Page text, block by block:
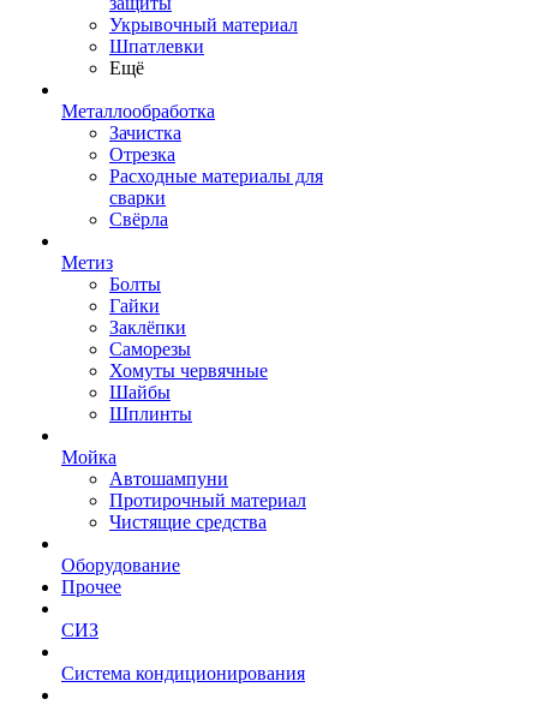
Укрывочный материал
Шпатлевки
Ещё
Металлообработка
Зачистка
Отрезка
Расходные материалы для
сварки
Свёрла
Метиз
Болты
Гайки
Заклёпки
Саморезы
Хомуты червячные
Шайбы
Шплинты
Мойка
Автошампуни
Протирочный материал
Чистящие средства
Оборудование
Прочее
СИЗ
Система кондиционирования